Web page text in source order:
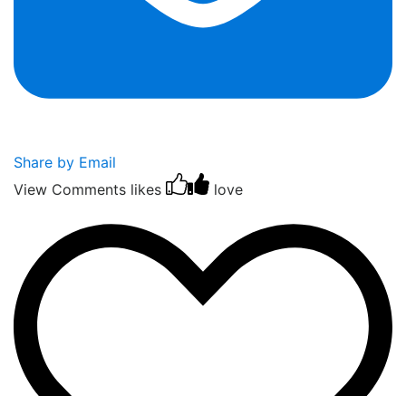
Share by Email
View Comments likes love